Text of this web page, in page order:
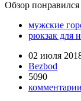
Обзор понравился
мужские
рюкзак для
02 июля
Bezbod
5090